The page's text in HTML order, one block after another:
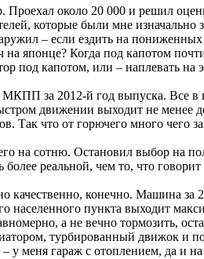
около 20 000 и решил
которые были мне
– если ездить на
на японце? Когда под капотом
под капотом, или – наплевать на
за 2012-й год выпуска. Все в
движении выходит не менее
Так что от горючего много чего
на сотню. Остановил выбор на
реальной, чем то, что
качественно, конечно. Машина за
пункта выходит
а не вечно тормозить,
турбированный движок и
у меня гараж с отоплением, да и